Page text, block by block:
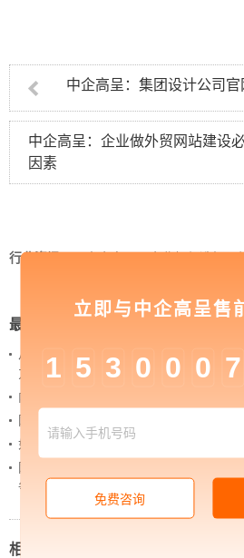
中企高呈：集团设计公司
中企高呈：企业做外贸网站建设
因素
行业资讯
最新新闻
从 “黑神话：悟空” 的成功，看企业网站
力量
内容管理：媒体资讯网站搭建的隐藏大
网站进化的终极形态，你了解吗？
如何借助设计服务打造超级品牌？
网站上线后，如何做好运营工作，让网
争力？
相关新闻
立即与中企高呈售
1 5 3 0 0 0 7
免费咨询